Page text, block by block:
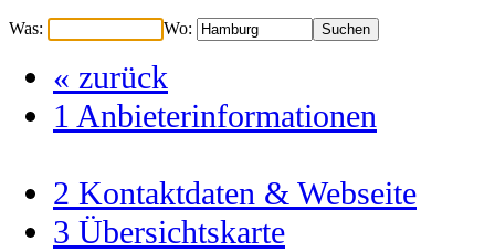
Was: Wo:
« zurück
1 Anbieterinformationen
2 Kontaktdaten & Webseite
3 Übersichtskarte